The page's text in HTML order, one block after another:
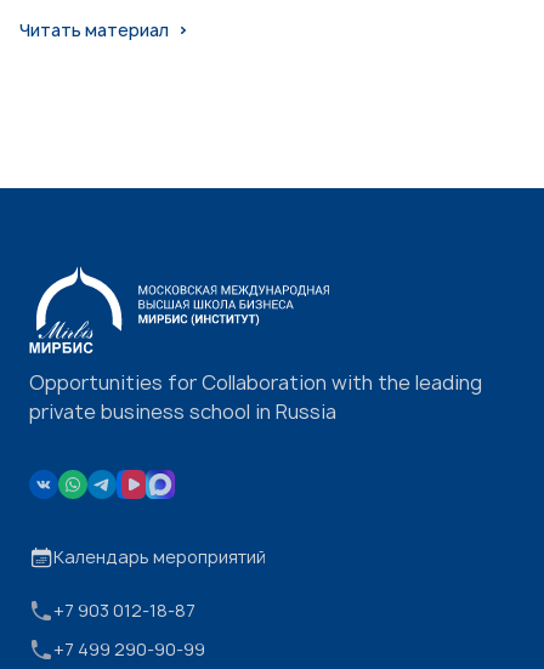
Читать материал
Opportunities for Collaboration with the leading
private business school in Russia
Календарь мероприятий
+7 903 012-18-87
+7 499 290-90-99